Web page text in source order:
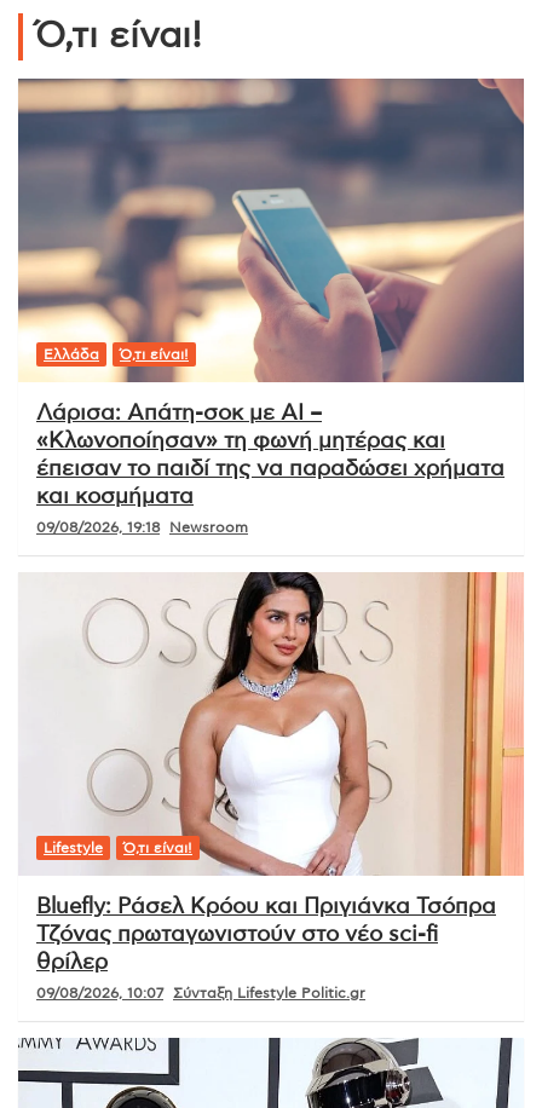
Ό,τι είναι!
Ελλάδα Ό,τι είναι!
Λάρισα: Απάτη-σοκ με AI –
«Κλωνοποίησαν» τη φωνή μητέρας και
έπεισαν το παιδί της να παραδώσει χρήματα
και κοσμήματα
09/08/2026, 19:18 Newsroom
Lifestyle Ό,τι είναι!
Bluefly: Ράσελ Κρόου και Πριγιάνκα Τσόπρα
Τζόνας πρωταγωνιστούν στο νέο sci-fi
θρίλερ
09/08/2026, 10:07 Σύνταξη Lifestyle Politic.gr